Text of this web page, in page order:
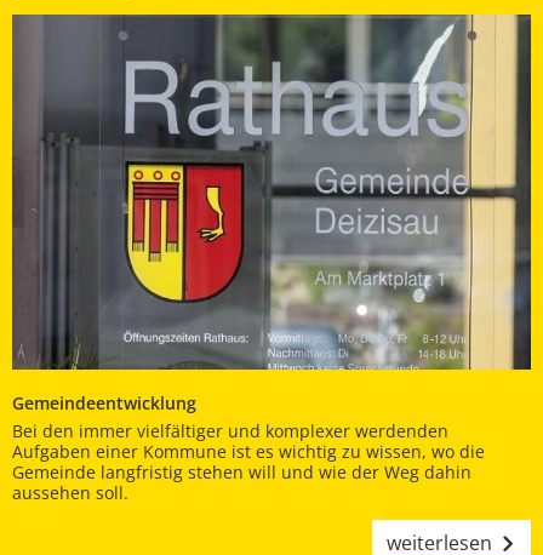
Gemeindeentwicklung
Bei den immer vielfältiger und komplexer werdenden
Aufgaben einer Kommune ist es wichtig zu wissen, wo die
Gemeinde langfristig stehen will und wie der Weg dahin
aussehen soll.
weiterlesen